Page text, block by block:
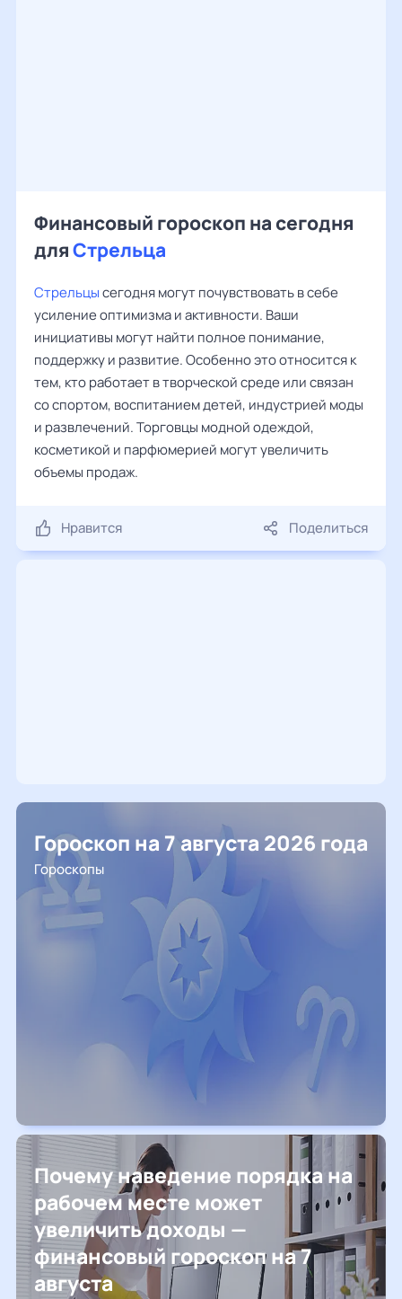
Финансовый гороскоп на сегодня
дляСтрельца
Стрельцысегодня могут почувствовать в себе
усиление оптимизма и активности. Ваши
инициативы могут найти полное понимание,
поддержку и развитие. Особенно это относится к
тем, кто работает в творческой среде или связан
со спортом, воспитанием детей, индустрией моды
и развлечений. Торговцы модной одеждой,
косметикой и парфюмерией могут увеличить
объемы продаж.
Нравится Поделиться
Гороскоп на 7 августа 2026 года
Гороскопы
Почему наведение порядка на
рабочем месте может
увеличить доходы —
финансовый гороскоп на 7
августа